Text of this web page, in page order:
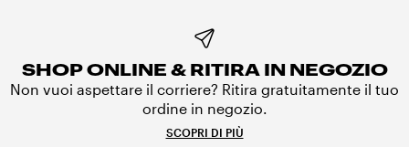
SHOP ONLINE & RITIRA IN NEGOZIO
Non vuoi aspettare il corriere? Ritira gratuitamente il tuo
ordine in negozio.
SCOPRI DI PIÙ